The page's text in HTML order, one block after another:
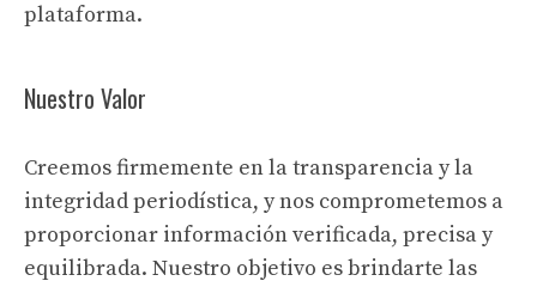
plataforma.
Nuestro Valor
Creemos firmemente en la transparencia y la
integridad periodística, y nos comprometemos a
proporcionar información verificada, precisa y
equilibrada. Nuestro objetivo es brindarte las